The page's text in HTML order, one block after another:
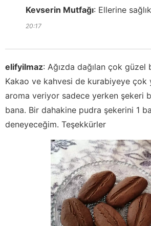
Kevserin Mutfağı: Ellerine
20:17
elifyilmaz: Ağızda dağılan çok güzel
Kakao ve kahvesi de kurabiyeye çok
aroma veriyor sadece yerken şekeri
bana. Bir dahakine pudra şekerini 1
deneyeceğim. Teşekkürler